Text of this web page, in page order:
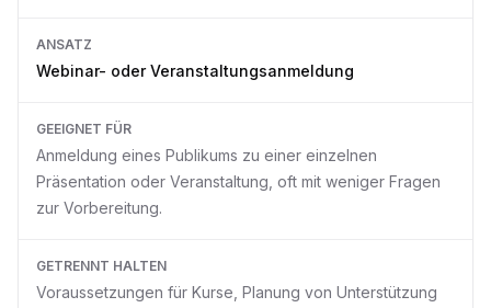
ANSATZ
Webinar- oder Veranstaltungsanmeldung
GEEIGNET FÜR
Anmeldung eines Publikums zu einer einzelnen
Präsentation oder Veranstaltung, oft mit weniger Fragen
zur Vorbereitung.
GETRENNT HALTEN
Voraussetzungen für Kurse, Planung von Unterstützung